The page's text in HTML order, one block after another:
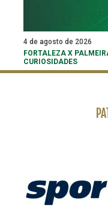
4 de agosto de 2026
FORTALEZA X
CURIOSIDADES